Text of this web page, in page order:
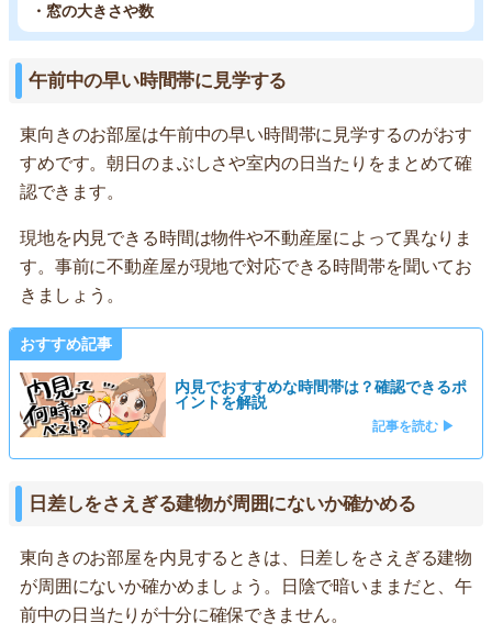
・窓の大きさや数
午前中の早い時間帯に見学する
東向きのお部屋は午前中の早い時間帯に見学するのがおす
すめです。朝日のまぶしさや室内の日当たりをまとめて確
認できます。
現地を内見できる時間は物件や不動産屋によって異なりま
す。事前に不動産屋が現地で対応できる時間帯を聞いてお
きましょう。
おすすめ記事
内見でおすすめな時間帯は？確認できるポ
イントを解説
記事を読む ▶
日差しをさえぎる建物が周囲にないか確かめる
東向きのお部屋を内見するときは、日差しをさえぎる建物
が周囲にないか確かめましょう。日陰で暗いままだと、午
前中の日当たりが十分に確保できません。